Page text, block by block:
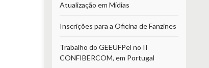
Atualização em Mídias
Inscrições para a Oficina de Fanzines
Trabalho do GEEUFPel no II
CONFIBERCOM, em Portugal